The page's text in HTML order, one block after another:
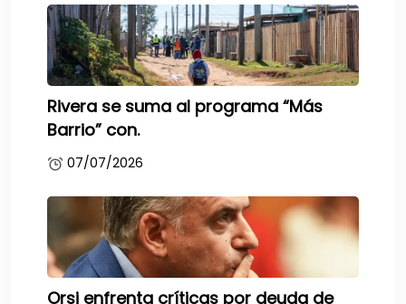
Rivera se suma al programa “Más
Barrio” con.
07/07/2026
Orsi enfrenta críticas por deuda de